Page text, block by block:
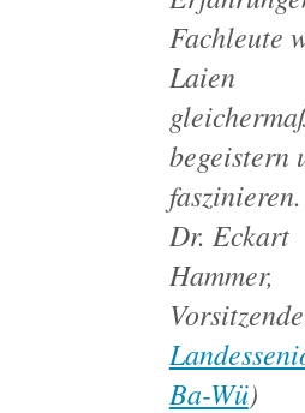
Fachleute
Laien
begeistern
faszinieren.
Dr. Eckart
Hammer,
Ba-Wü)